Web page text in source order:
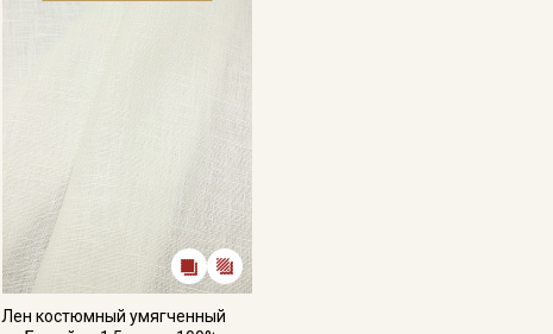
Лен костюмный умягченный
Электронная почта
Ознакомлен(а) с
данных